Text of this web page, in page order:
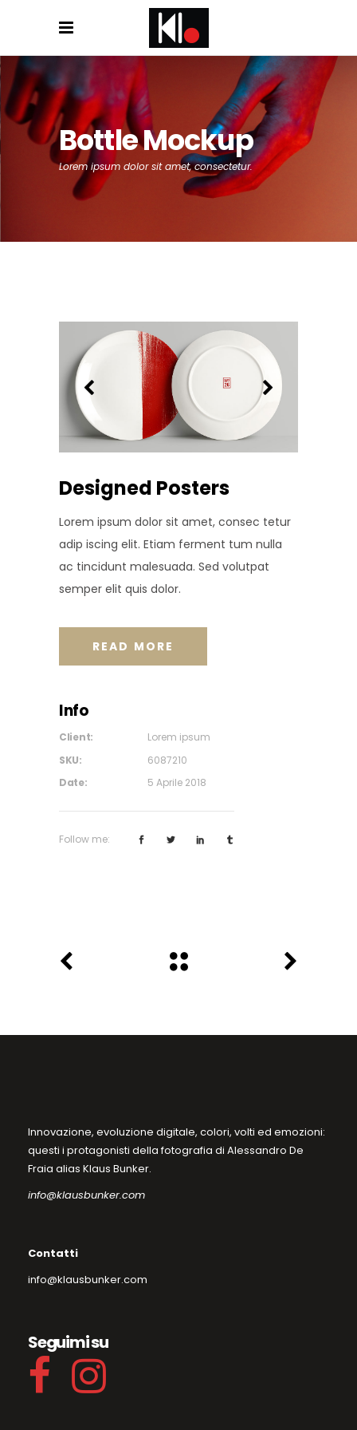
Bottle Mockup
Lorem ipsum dolor sit amet, consectetur.
Designed Posters
Lorem ipsum dolor sit amet, consec tetur
adip iscing elit. Etiam ferment tum nulla
ac tincidunt malesuada. Sed volutpat
semper elit quis dolor.
READ MORE
Info
Client:
Lorem ipsum
SKU:
6087210
Date:
5 Aprile 2018
Follow me:
Innovazione, evoluzione digitale, colori, volti ed emozioni:
questi i protagonisti della fotografia di Alessandro De
Fraia alias Klaus Bunker.
info@klausbunker.com
Contatti
info@klausbunker.com
Seguimi su